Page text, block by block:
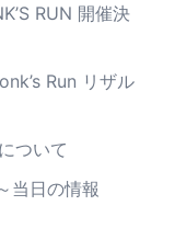
RUN 開催決
Run リザル
ついて
当日の情報